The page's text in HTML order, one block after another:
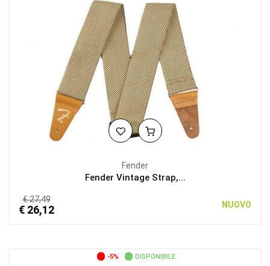
Fender
Fender Vintage Strap,...
€ 27,49
€ 26,12 NUOVO
-5% DISPONIBILE